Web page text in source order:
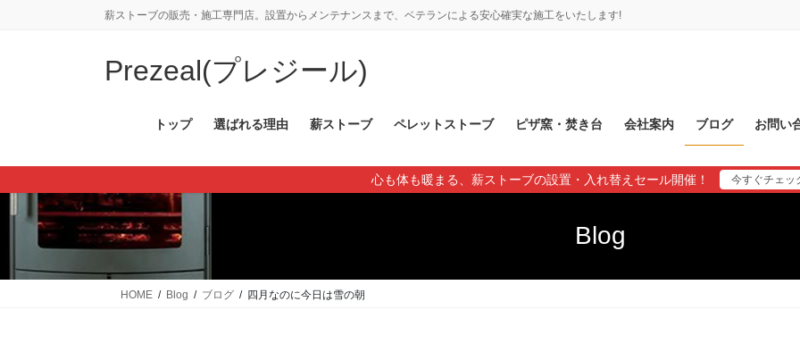
薪ストーブの販売・施工専門店。設置からメンテナンスまで、ベテランによる安心確実な施工をいたします!
Prezeal(プレジール)
トップ 選ばれる理由 薪ストーブ ペレットストーブ ピザ窯・焚き台 会社案内 ブログ お問い
心も体も暖まる、薪ストーブの設置・入れ替えセール開催！ 今すぐチェッ
Blog
HOME Blog ブログ 四月なのに今日は雪の朝